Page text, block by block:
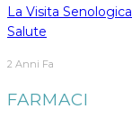
La Visita
Salute
2 Anni Fa
FARMACI